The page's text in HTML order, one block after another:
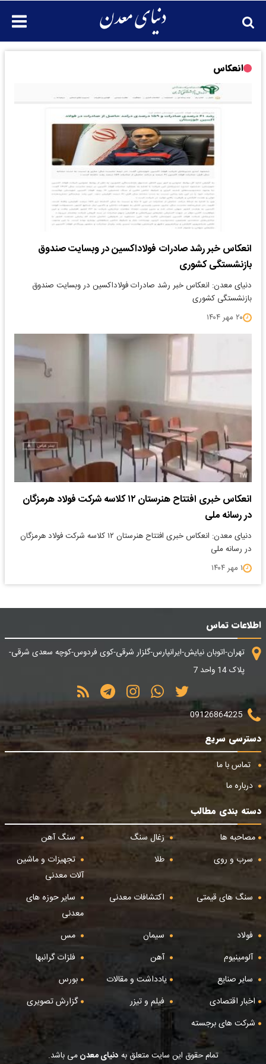
انعکاس
انعکاس خبر رشد صادرات فولاداکسین در وبسایت صندوق
بازنشستگی کشوری
دنیای معدن: انعکاس خبر رشد صادرات فولاداکسین در وبسایت صندوق
بازنشستگی کشوری
۲۰ مهر ۱۴۰۴
انعکاس خبری افتتاح هنرستان ۱۲ کلاسه شرکت فولاد هرمزگان
در رسانه ملی
دنیای معدن: انعکاس خبری افتتاح هنرستان ۱۲ کلاسه شرکت فولاد هرمزگان
در رسانه ملی
۱ مهر ۱۴۰۴
اطلاعات تماس
تهران-اتوبان نیایش-ایرانپارس-گلزار شرقی-کوی فردوس-کوچه سعدی شرقی-
پلاک 14 واحد 7
09126864225
دسترسی سریع
تماس با ما
درباره ما
دسته بندی مطالب
مصاحبه ها
زغال سنگ
سنگ آهن
سرب و روی
طلا
تجهیزات و ماشین
آلات معدنی
سنگ های قیمتی
اکتشافات معدنی
سایر حوزه های
معدنی
فولاد
سیمان
مس
آلومینیوم
آهن
فلزات گرانبها
سایر صنایع
یادداشت و مقالات
بورس
اخبار اقتصادی
فیلم و تیزر
گزارش تصویری
شرکت های برجسته
تمام حقوق این سایت متعلق به دنیای معدنمی باشد.